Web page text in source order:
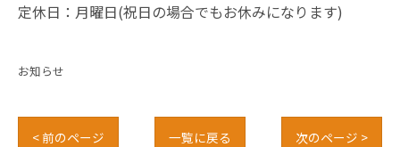
定休日：月曜日(祝日の場合でもお休みになります)
お知らせ
< 前のページ 一覧に戻る 次のページ >